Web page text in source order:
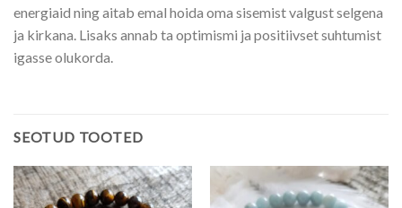
energiaid ning aitab emal hoida oma sisemist valgust selgena
ja kirkana. Lisaks annab ta optimismi ja positiivset suhtumist
igasse olukorda.
SEOTUD TOOTED